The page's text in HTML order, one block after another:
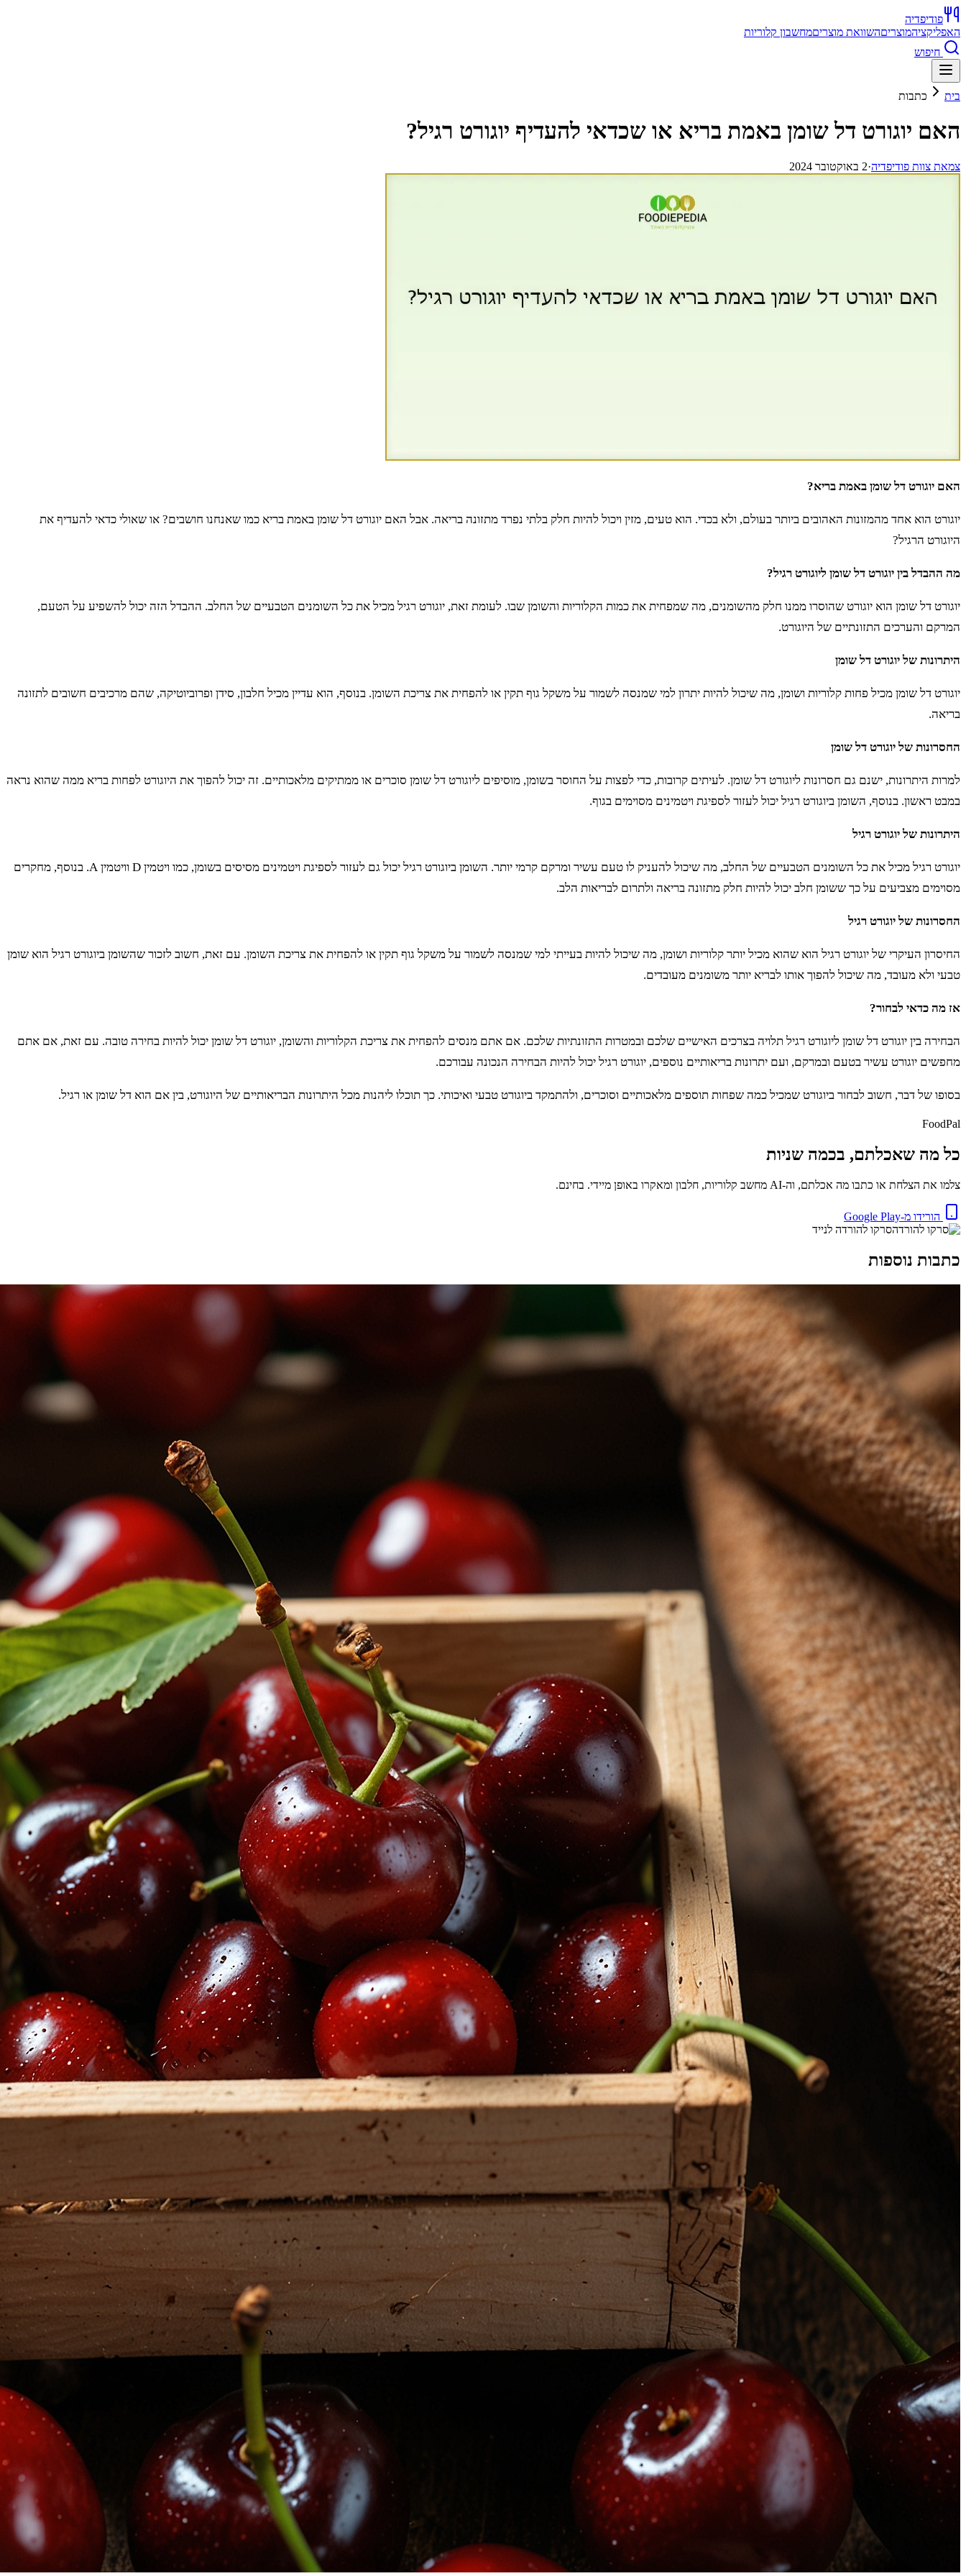
פודיפדיה
האפליקציהמוצריםהשוואת מוצריםמחשבון קלוריות
חיפוש
בית כתבות
האם יוגורט דל שומן באמת בריא או שכדאי להעדיף יוגורט רגיל?
צמאת צוות פודיפדיה·2 באוקטובר 2024
האם יוגורט דל שומן באמת בריא?
יוגורט הוא אחד מהמזונות האהובים ביותר בעולם, ולא בכדי. הוא טעים, מזין ויכול להיות חלק בלתי נפרד מתזונה בריאה. אבל האם יוגורט דל שומן באמת בריא כמו שאנחנו חושבים? או שאולי כדאי להעדיף את
היוגורט הרגיל?
מה ההבדל בין יוגורט דל שומן ליוגורט רגיל?
יוגורט דל שומן הוא יוגורט שהוסרו ממנו חלק מהשומנים, מה שמפחית את כמות הקלוריות והשומן שבו. לעומת זאת, יוגורט רגיל מכיל את כל השומנים הטבעיים של החלב. ההבדל הזה יכול להשפיע על הטעם,
המרקם והערכים התזונתיים של היוגורט.
היתרונות של יוגורט דל שומן
יוגורט דל שומן מכיל פחות קלוריות ושומן, מה שיכול להיות יתרון למי שמנסה לשמור על משקל גוף תקין או להפחית את צריכת השומן. בנוסף, הוא עדיין מכיל חלבון, סידן ופרוביוטיקה, שהם מרכיבים חשובים לתזונה
בריאה.
החסרונות של יוגורט דל שומן
למרות היתרונות, ישנם גם חסרונות ליוגורט דל שומן. לעיתים קרובות, כדי לפצות על החוסר בשומן, מוסיפים ליוגורט דל שומן סוכרים או ממתיקים מלאכותיים. זה יכול להפוך את היוגורט לפחות בריא ממה שהוא נראה
במבט ראשון. בנוסף, השומן ביוגורט רגיל יכול לעזור לספיגת ויטמינים מסוימים בגוף.
היתרונות של יוגורט רגיל
יוגורט רגיל מכיל את כל השומנים הטבעיים של החלב, מה שיכול להעניק לו טעם עשיר ומרקם קרמי יותר. השומן ביוגורט רגיל יכול גם לעזור לספיגת ויטמינים מסיסים בשומן, כמו ויטמין D וויטמין A. בנוסף, מחקרים
מסוימים מצביעים על כך ששומן חלב יכול להיות חלק מתזונה בריאה ולתרום לבריאות הלב.
החסרונות של יוגורט רגיל
החיסרון העיקרי של יוגורט רגיל הוא שהוא מכיל יותר קלוריות ושומן, מה שיכול להיות בעייתי למי שמנסה לשמור על משקל גוף תקין או להפחית את צריכת השומן. עם זאת, חשוב לזכור שהשומן ביוגורט רגיל הוא שומן
טבעי ולא מעובד, מה שיכול להפוך אותו לבריא יותר משומנים מעובדים.
אז מה כדאי לבחור?
הבחירה בין יוגורט דל שומן ליוגורט רגיל תלויה בצרכים האישיים שלכם ובמטרות התזונתיות שלכם. אם אתם מנסים להפחית את צריכת הקלוריות והשומן, יוגורט דל שומן יכול להיות בחירה טובה. עם זאת, אם אתם
מחפשים יוגורט עשיר בטעם ובמרקם, ועם יתרונות בריאותיים נוספים, יוגורט רגיל יכול להיות הבחירה הנכונה עבורכם.
בסופו של דבר, חשוב לבחור ביוגורט שמכיל כמה שפחות תוספים מלאכותיים וסוכרים, ולהתמקד ביוגורט טבעי ואיכותי. כך תוכלו ליהנות מכל היתרונות הבריאותיים של היוגורט, בין אם הוא דל שומן או רגיל.
FoodPal
כל מה שאכלתם, בכמה שניות
צלמו את הצלחת או כתבו מה אכלתם, וה-AI מחשב קלוריות, חלבון ומאקרו באופן מיידי. בחינם.
הורידו מ-Google Play
סרקו להורדה לנייד
כתבות נוספות